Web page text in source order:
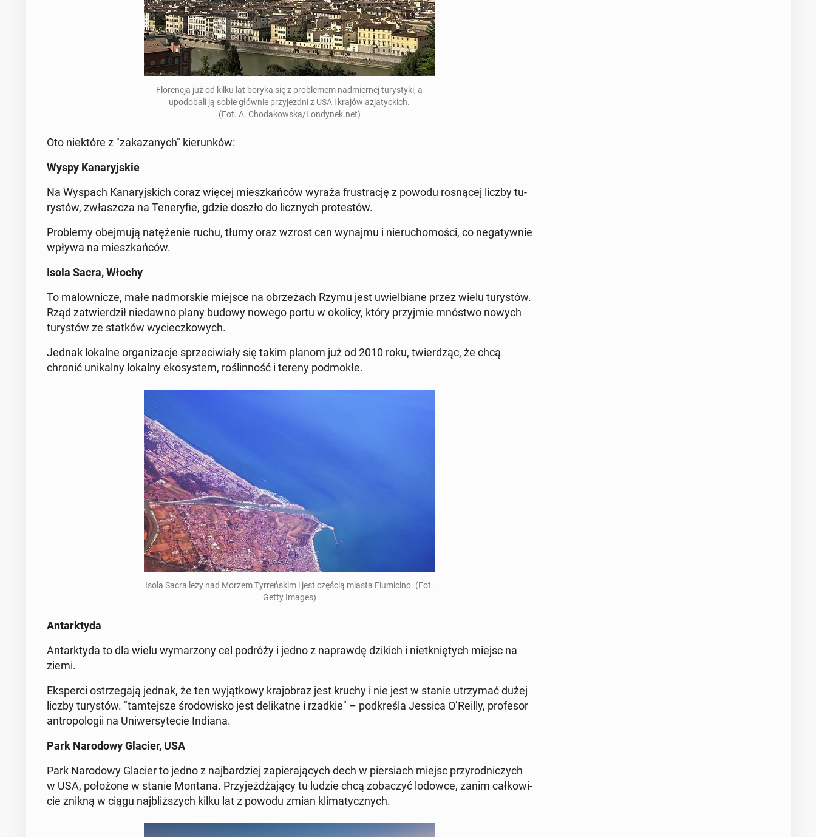
Flo­ren­cja już od kilku lat boryka się z pro­ble­mem nad­mier­nej tu­ry­sty­ki, a
upodo­ba­li ją sobie głównie przy­jezd­ni z USA i krajów azja­tyc­kich.
(Fot. A. Cho­da­kow­ska/Lon­dy­nek.net)
Oto nie­któ­re z "za­ka­za­nych" kie­run­ków:
Wyspy Ka­na­ryj­skie
Na Wyspach Ka­na­ryj­skich coraz więcej miesz­kań­ców wyraża fru­stra­cję z powodu ro­sną­cej liczby tu­
ry­stów, zwłasz­cza na Te­ne­ry­fie, gdzie doszło do licz­nych pro­te­stów.
Pro­ble­my obej­mu­ją na­tę­że­nie ruchu, tłumy oraz wzrost cen wynajmu i nie­ru­cho­mo­ści, co ne­ga­tyw­nie
wpływa na miesz­kań­ców.
Isola Sacra, Włochy
To ma­low­ni­cze, małe nad­mor­skie miejsce na obrze­żach Rzymu jest uwiel­bia­ne przez wielu tu­ry­stów.
Rząd za­twier­dził nie­daw­no plany budowy nowego portu w okolicy, który przyj­mie mnóstwo nowych
tu­ry­stów ze statków wy­ciecz­ko­wych.
Jednak lokalne or­ga­ni­za­cje sprze­ci­wia­ły się takim planom już od 2010 roku, twier­dząc, że chcą
chronić uni­kal­ny lokalny eko­sys­tem, ro­ślin­ność i tereny pod­mo­kłe.
Isola Sacra leży nad Morzem Tyr­reń­skim i jest częścią miasta Fiu­mi­ci­no. (Fot.
Getty Images)
An­tark­ty­da
An­tark­ty­da to dla wielu wy­ma­rzo­ny cel podróży i jedno z na­praw­dę dzikich i nie­tknię­tych miejsc na
ziemi.
Eks­per­ci ostrze­ga­ją jednak, że ten wy­jąt­ko­wy kra­jo­braz jest kruchy i nie jest w stanie utrzy­mać dużej
liczby tu­ry­stów. "tam­tej­sze śro­do­wi­sko jest de­li­kat­ne i rzadkie" – pod­kre­śla Jessica O’Reilly, pro­fe­sor
an­tro­po­lo­gii na Uni­wer­sy­te­cie Indiana.
Park Na­ro­do­wy Glacier, USA
Park Na­ro­do­wy Glacier to jedno z naj­bar­dziej za­pie­ra­ją­cych dech w pier­siach miejsc przy­rod­ni­czych
w USA, po­ło­żo­ne w stanie Montana. Przy­jeż­dża­ją­cy tu ludzie chcą zo­ba­czyć lodowce, zanim cał­ko­wi­
cie znikną w ciągu naj­bliż­szych kilku lat z powodu zmian kli­ma­tycz­nych.